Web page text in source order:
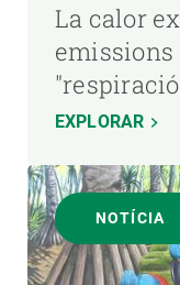
La calor
emissions
EXPLORAR
NOTÍCIA